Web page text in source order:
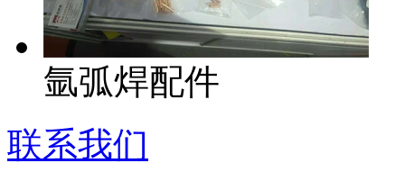
氩弧焊配件
联系我们